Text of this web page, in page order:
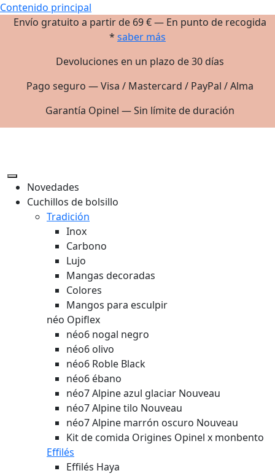
Contenido principal
Envío gratuito a partir de 69 € — En punto de recogida
* saber más
Devoluciones en un plazo de 30 días
Pago seguro — Visa / Mastercard / PayPal / Alma
Garantía Opinel — Sin límite de duración
Novedades
Cuchillos de bolsillo
Tradición
Inox
Carbono
Lujo
Mangas decoradas
Colores
Mangos para esculpir
néo Opiflex
néo6 nogal negro
néo6 olivo
néo6 Roble Black
néo6 ébano
néo7 Alpine azul glaciar Nouveau
néo7 Alpine tilo Nouveau
néo7 Alpine marrón oscuro Nouveau
Kit de comida Origines Opinel x monbento
Effilés
Effilés Haya